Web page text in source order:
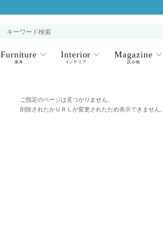
Furniture
家具
Interior
インテリア
Magazine
読み物
ご指定のページは見つかりません。
削除されたかＵＲＬが変更されたため表示できません。